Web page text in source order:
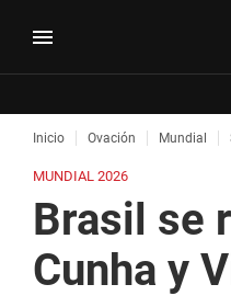
Inicio Ovación Mundial
MUNDIAL 2026
Brasil se
Cunha y